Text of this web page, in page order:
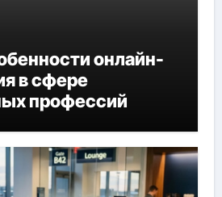
онлайн-
в сфере
профессий